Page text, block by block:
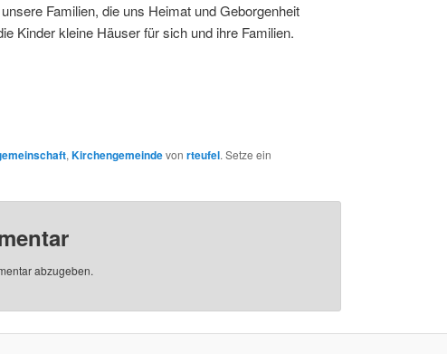
Familien, die uns Heimat und Geborgenheit
Kinder kleine Häuser für sich und ihre Familien.
, Kirchengemeindevon rteufel. Setze ein
abzugeben.